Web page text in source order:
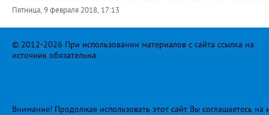
Пятница, 9 февраля 2018, 17:13
© 2012-2026 При использовании материалов с сайта ссылка на
источник обязательна.
Внимание! Продолжая использовать этот сайт Вы соглашаетесь